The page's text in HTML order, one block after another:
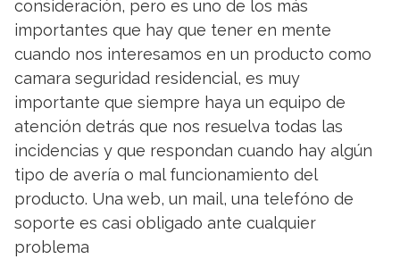
consideración, pero es uno de los más
importantes que hay que tener en mente
cuando nos interesamos en un producto como
camara seguridad residencial, es muy
importante que siempre haya un equipo de
atención detrás que nos resuelva todas las
incidencias y que respondan cuando hay algún
tipo de avería o mal funcionamiento del
producto. Una web, un mail, una telefóno de
soporte es casi obligado ante cualquier
problema